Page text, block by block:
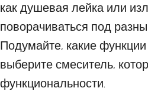
как душевая лейка или
поворачиваться под
Подумайте, какие
выберите смеситель,
функциональности.